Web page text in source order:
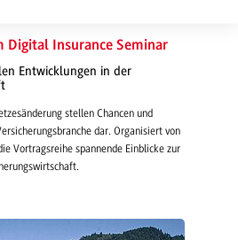
Digital Insurance Seminar
Entwicklungen in der
stellen Chancen und
dar. Organisiert von
Vortragsreihe spannende Einblicke zur